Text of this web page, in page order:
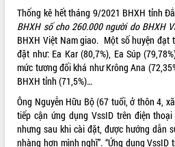
THỐNG KÊ TRUY CẬP
Hôm nay: 16532
Tất cả: 66102200
Thống kê hết tháng 9/2021 BHXH tỉnh
BHXH số cho 260.000 người do BHXH
BHXH Việt Nam giao. Một số huyện đạt
đặt như: Ea Kar (80,7%), Ea Súp
mức tương đối khá như Krông Ana
BHXH tỉnh (71,5%)…
Ông Nguyễn Hữu Bộ (67 tuổi, ở thôn 4,
tiếp cận ứng dụng VssID trên điện
nhưng sau khi cài đặt, được hướng dẫn
nhàng hơn mình nghĩ”. “Ứng dụng